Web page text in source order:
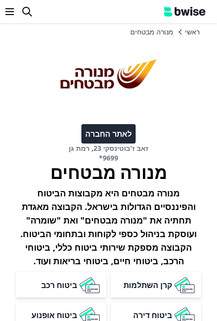
ראשי מנורה מבטחים
לאתר החברה
זאב ז'בוטינסקי 23, רמת גן
*9699
מנורה מבטחים
מנורה מבטחים היא מקבוצות הביטוח
והפיננסיים הגדולות בישראל. הקבוצה מאגדת
תחתיה את "מנורה מבטחים" ואת "שומרה"
ועוסקת בניהול כספי לקוחות ובתחומי הביטוח.
הקבוצה מספקת שירותי ביטוח כללי, ביטוחי
הרכב, ביטוחי חיים, ביטוחי בריאות ועוד.
קרן השתלמות ביטוח רכב
ביטוח דירה ביטוח אופנוע